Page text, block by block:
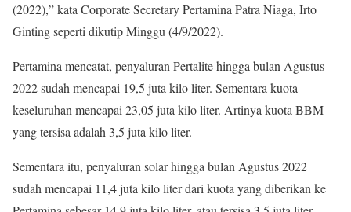
(2022),” kata Corporate Secretary Pertamina Patra Niaga, Irto
Ginting seperti dikutip Minggu (4/9/2022).
Pertamina mencatat, penyaluran Pertalite hingga bulan Agustus
2022 sudah mencapai 19,5 juta kilo liter. Sementara kuota
keseluruhan mencapai 23,05 juta kilo liter. Artinya kuota BBM
yang tersisa adalah 3,5 juta kilo liter.
Sementara itu, penyaluran solar hingga bulan Agustus 2022
sudah mencapai 11,4 juta kilo liter dari kuota yang diberikan ke